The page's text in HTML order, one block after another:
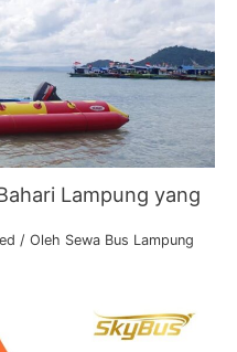
Lampung yang
/ Oleh Sewa Bus Lampung